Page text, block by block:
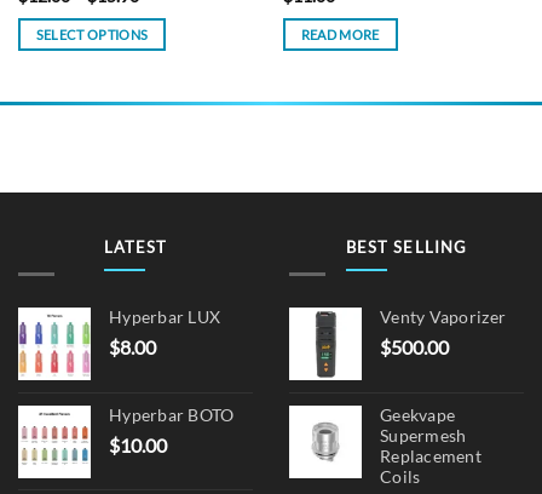
$12.00
through
SELECT OPTIONS
The
the
product
READ MORE
LATEST
Hyperbar LUX
$8.00
Hyperbar BOTO
$10.00
BEST SELLING
Venty Vaporizer
$500.00
Geekvape
Supermesh
Replacement
Coils